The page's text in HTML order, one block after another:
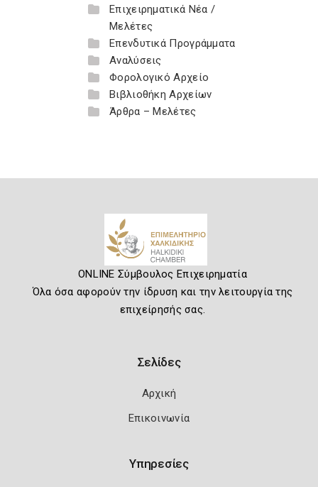
Επιχειρηματικά Νέα /
Μελέτες
Επενδυτικά Προγράμματα
Αναλύσεις
Φορολογικό Αρχείο
Βιβλιοθήκη Αρχείων
Άρθρα – Μελέτες
ONLINE Σύμβουλος Επιχειρηματία
Όλα όσα αφορούν την ίδρυση και την λειτουργία της
επιχείρησής σας.
Σελίδες
Αρχική
Επικοινωνία
Υπηρεσίες